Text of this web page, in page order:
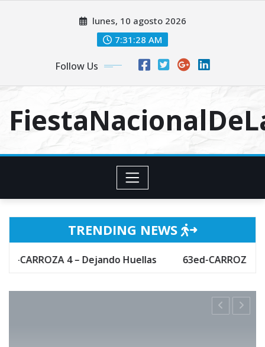
lunes, 10 agosto 2026
7:31:29 AM
Follow Us
TRENDING NEWS
4 – Dejando Huellas 63ed-CARROZA 3 – Hechizo